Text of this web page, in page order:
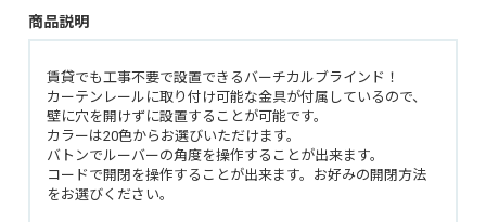
商品説明
賃貸でも工事不要で設置できるバーチカルブラインド！
カーテンレールに取り付け可能な金具が付属しているので、
壁に穴を開けずに設置することが可能です。
カラーは20色からお選びいただけます。
バトンでルーバーの角度を操作することが出来ます。
コードで開閉を操作することが出来ます。お好みの開閉方法
をお選びください。